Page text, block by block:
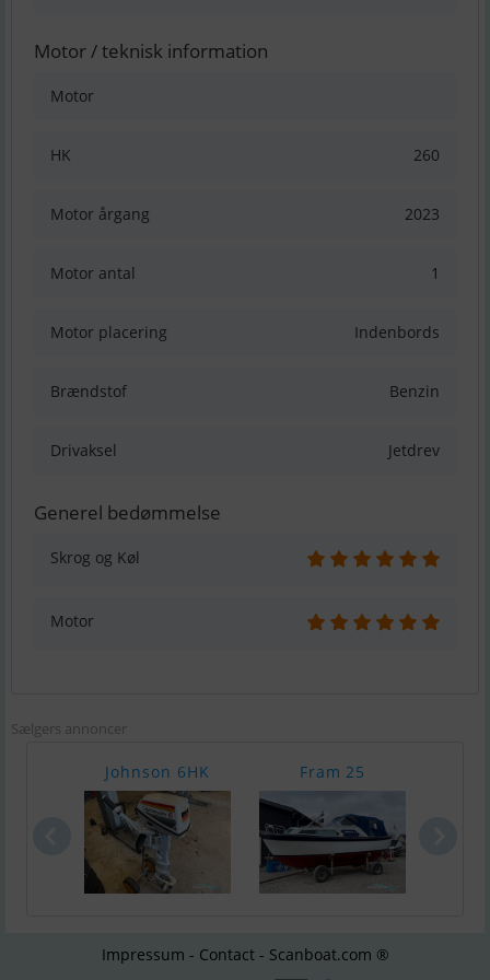
Motor / teknisk information
Motor
HK 260
Motor årgang 2023
Motor antal 1
Motor placering Indenbords
Brændstof Benzin
Drivaksel Jetdrev
Generel bedømmelse
Skrog og Køl
Motor
Sælgers annoncer
Johnson 6HK Fram 25
Impressum - Contact - Scanboat.com ®